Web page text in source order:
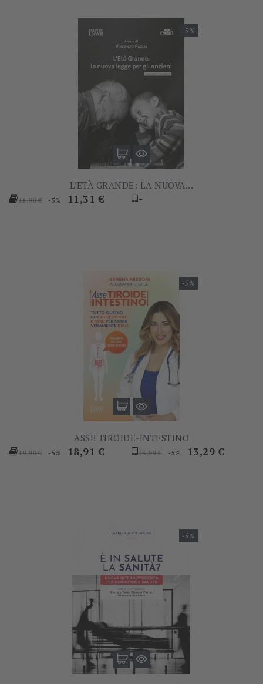
-5%
L’ETÀ GRANDE: LA NUOVA...
Prezzo
11,90 € -5% Prezzo
11,31 € -
-5%
ASSE TIROIDE-INTESTINO
Prezzo
19,90 € -5% Prezzo
18,91 €
Prezzo
13,99 € -5% Prezzo
13,29 €
-5%